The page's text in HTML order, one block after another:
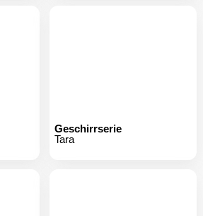
Geschirrserie
Tara